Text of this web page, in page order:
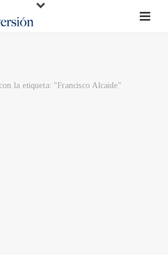
la etiqueta: "Francisco Alcaide"